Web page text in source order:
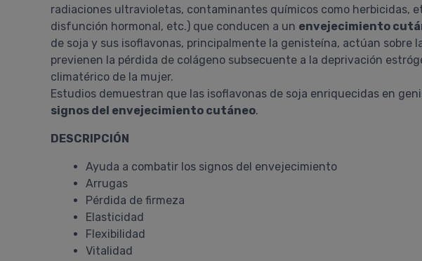
radiaciones ultravioletas, contaminantes químicos como herbicidas,
disfunción hormonal, etc.) que conducen a un envejecimiento
de soja y sus isoflavonas, principalmente la genisteína, actúan
previenen la pérdida de colágeno subsecuente a la deprivación
climatérico de la mujer.
Estudios demuestran que las isoflavonas de soja enriquecidas en
signos del envejecimiento cutáneo.
DESCRIPCIÓN
Ayuda a combatir los signos del envejecimiento
Arrugas
Pérdida de firmeza
Elasticidad
Flexibilidad
Vitalidad